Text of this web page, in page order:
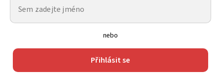
nebo
Přihlásit se